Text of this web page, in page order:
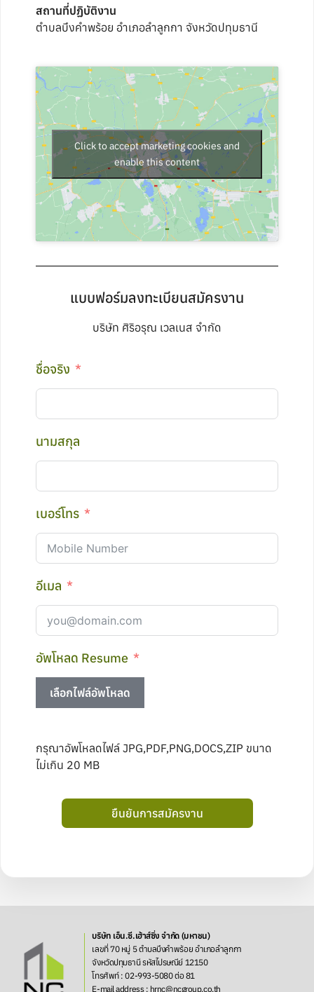
สถานที่ปฏิบัติงาน
ตำบลบึงคำพร้อย อำเภอลำลูกกา จังหวัดปทุมธานี
Click to accept marketing cookies and
enable this content
แบบฟอร์มลงทะเบียนสมัครงาน
บริษัท ศิริอรุณ เวลเนส จำกัด
ชื่อจริง
นามสกุล
เบอร์โทร
อีเมล
อัพโหลด Resume
เลือกไฟล์อัพโหลด
กรุณาอัพโหลดไฟล์ JPG,PDF,PNG,DOCS,ZIP ขนาด
ไม่เกิน 20 MB
ยืนยันการสมัครงาน
บริษัท เอ็น.ซี.เฮ้าส์ซิ่ง จำกัด (มหาชน)
เลขที่ 70 หมู่ 5 ตำบลบึงคำพร้อย อำเภอลำลูกกา
จังหวัดปทุมธานี รหัสไปรษณีย์ 12150
โทรศัพท์ : 02-993-5080 ต่อ 81
E-mail address : hrnc@ncgroup.co.th